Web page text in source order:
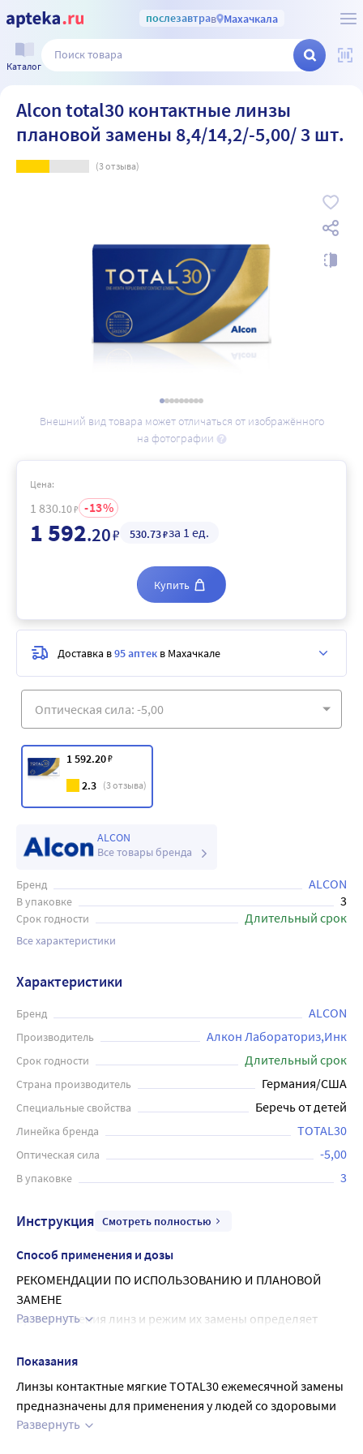
послезавтрав Махачкала
Каталог
Alcon total30 контактные линзы
плановой замены 8,4/14,2/-5,00/ 3 шт.
(3отзыва)
Внешний вид товара может отличаться от изображённого
на фотографии
1 592.20₽
2.3 (3отзыва)
ALCON
Все товары бренда
Бренд ALCON
В упаковке 3
Срок годности Длительный срок
Все характеристики
Цена:
1 830.10₽ 13
1 592.20₽ 530.73₽за 1 ед.
Купить
Доставка в95 аптек в Махачкале
Характеристики
Бренд ALCON
Производитель Алкон Лабораториз,Инк
Срок годности Длительный срок
Страна производитель Германия/США
Специальные свойства Беречь от детей
Линейка бренда TOTAL30
Оптическая сила -5,00
В упаковке 3
Инструкция Смотреть полностью
Способ применения и дозы
РЕКОМЕНДАЦИИ ПО ИСПОЛЬЗОВАНИЮ И ПЛАНОВОЙ
ЗАМЕНЕ
Время ношения линз и режим их замены определяет
индивидуальных потребностей и физиологических
особенностей пациента. Контактные линзы TOTAL30 (из
материала лефилкон A) одобрены только для дневного
режима ношения. Линзы следует выбрасывать и
заменять на новую пару каждый месяц или чаще
Развернуть
Показания
Линзы контактные мягкие TOTAL30 ежемесячной замены
предназначены для применения у людей со здоровыми
глазами,
Развернуть